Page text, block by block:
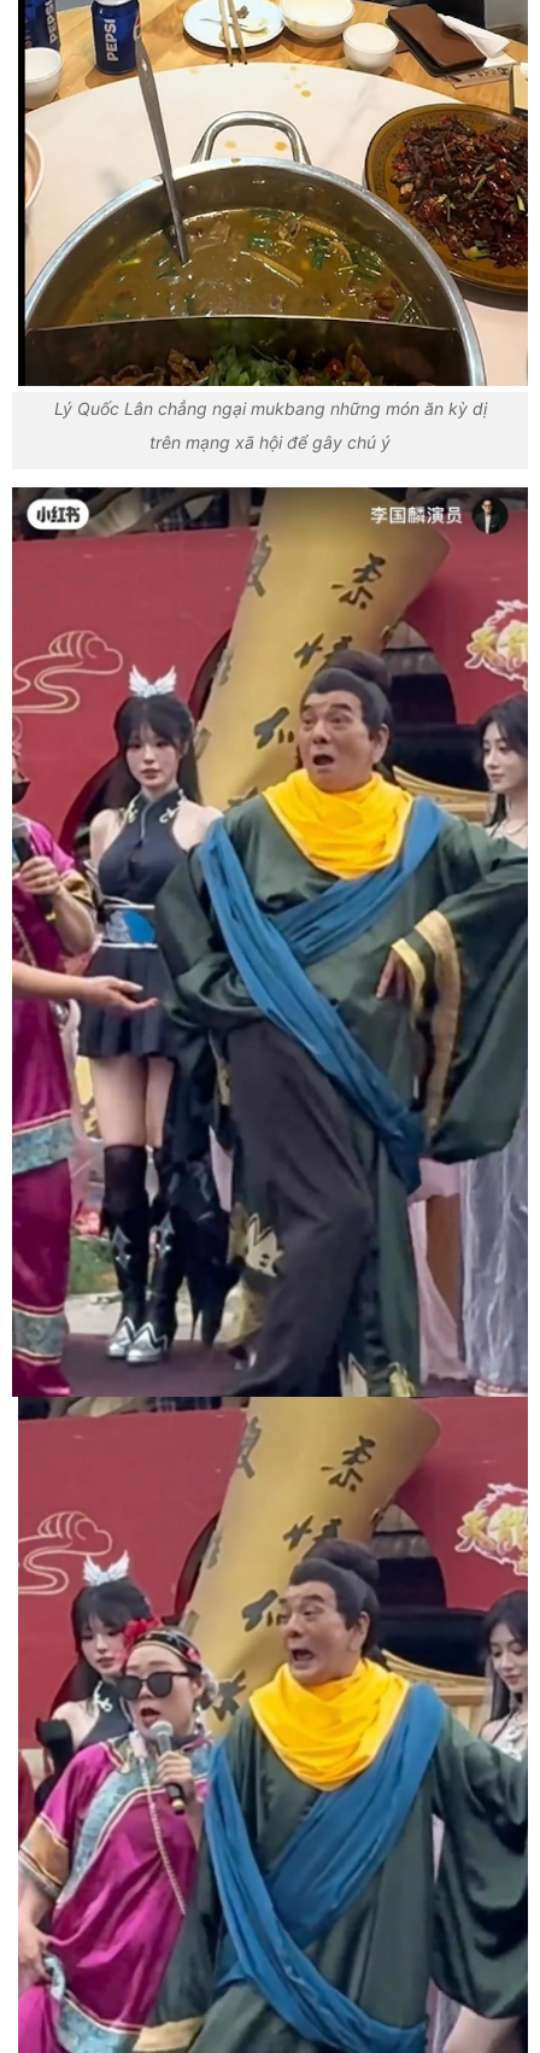
Lý Quốc Lân chẳng ngại mukbang những món ăn kỳ dị
trên mạng xã hội để gây chú ý